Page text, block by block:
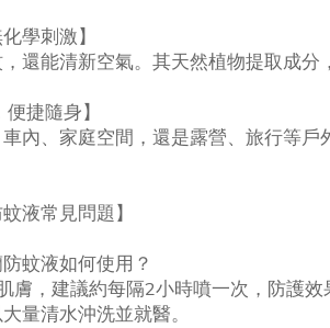
學刺激】
還能清新空氣。其天然植物提取成
捷隨身】
內、家庭空間，還是露營、旅行等
液常見問題】
蚊液如何使用？
膚，建議約每隔2小時噴一次，防護
量清水沖洗並就醫。